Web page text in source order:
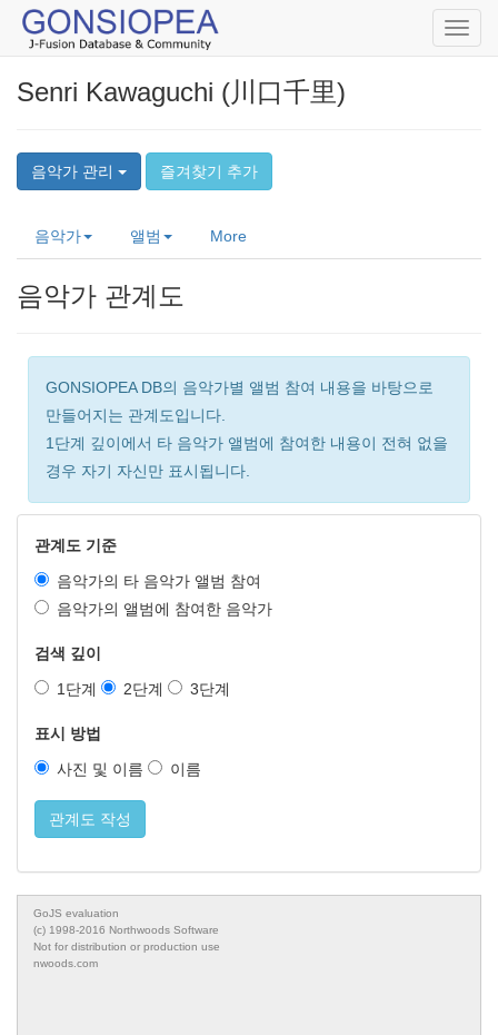
Senri Kawaguchi (川口千里)
음악가 관리 즐겨찾기 추가
음악가 앨범 More
음악가 관계도
GONSIOPEA DB의 음악가별 앨범 참여 내용을 바탕으로
만들어지는 관계도입니다.
1단계 깊이에서 타 음악가 앨범에 참여한 내용이 전혀 없을
경우 자기 자신만 표시됩니다.
관계도 기준
음악가의 타 음악가 앨범 참여
음악가의 앨범에 참여한 음악가
검색 깊이
1단계
2단계 3단계
표시 방법
사진 및 이름
이름